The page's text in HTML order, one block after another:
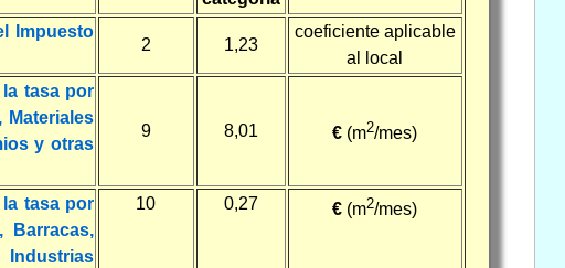
Impuesto
2 1,23
coeficiente aplicable
al local
la tasa por
y otras
9 8,01 € (m2/mes)
la tasa por
Barracas,
10 0,27 € (m2/mes)